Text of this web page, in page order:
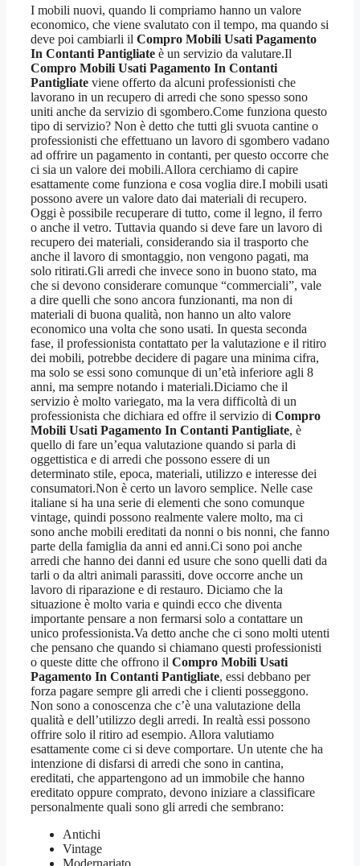
I mobili nuovi, quando li compriamo hanno un valore
economico, che viene svalutato con il tempo, ma quando si
deve poi cambiarli il Compro Mobili Usati Pagamento
In Contanti Pantigliate è un servizio da valutare.Il
Compro Mobili Usati Pagamento In Contanti
Pantigliate viene offerto da alcuni professionisti che
lavorano in un recupero di arredi che sono spesso sono
uniti anche da servizio di sgombero.Come funziona questo
tipo di servizio? Non è detto che tutti gli svuota cantine o
professionisti che effettuano un lavoro di sgombero vadano
ad offrire un pagamento in contanti, per questo occorre che
ci sia un valore dei mobili.Allora cerchiamo di capire
esattamente come funziona e cosa voglia dire.I mobili usati
possono avere un valore dato dai materiali di recupero.
Oggi è possibile recuperare di tutto, come il legno, il ferro
o anche il vetro. Tuttavia quando si deve fare un lavoro di
recupero dei materiali, considerando sia il trasporto che
anche il lavoro di smontaggio, non vengono pagati, ma
solo ritirati.Gli arredi che invece sono in buono stato, ma
che si devono considerare comunque “commerciali”, vale
a dire quelli che sono ancora funzionanti, ma non di
materiali di buona qualità, non hanno un alto valore
economico una volta che sono usati. In questa seconda
fase, il professionista contattato per la valutazione e il ritiro
dei mobili, potrebbe decidere di pagare una minima cifra,
ma solo se essi sono comunque di un’età inferiore agli 8
anni, ma sempre notando i materiali.Diciamo che il
servizio è molto variegato, ma la vera difficoltà di un
professionista che dichiara ed offre il servizio di Compro
Mobili Usati Pagamento In Contanti Pantigliate, è
quello di fare un’equa valutazione quando si parla di
oggettistica e di arredi che possono essere di un
determinato stile, epoca, materiali, utilizzo e interesse dei
consumatori.Non è certo un lavoro semplice. Nelle case
italiane si ha una serie di elementi che sono comunque
vintage, quindi possono realmente valere molto, ma ci
sono anche mobili ereditati da nonni o bis nonni, che fanno
parte della famiglia da anni ed anni.Ci sono poi anche
arredi che hanno dei danni ed usure che sono quelli dati da
tarli o da altri animali parassiti, dove occorre anche un
lavoro di riparazione e di restauro. Diciamo che la
situazione è molto varia e quindi ecco che diventa
importante pensare a non fermarsi solo a contattare un
unico professionista.Va detto anche che ci sono molti utenti
che pensano che quando si chiamano questi professionisti
o queste ditte che offrono il Compro Mobili Usati
Pagamento In Contanti Pantigliate, essi debbano per
forza pagare sempre gli arredi che i clienti posseggono.
Non sono a conoscenza che c’è una valutazione della
qualità e dell’utilizzo degli arredi. In realtà essi possono
offrire solo il ritiro ad esempio. Allora valutiamo
esattamente come ci si deve comportare. Un utente che ha
intenzione di disfarsi di arredi che sono in cantina,
ereditati, che appartengono ad un immobile che hanno
ereditato oppure comprato, devono iniziare a classificare
personalmente quali sono gli arredi che sembrano:
Antichi
Vintage